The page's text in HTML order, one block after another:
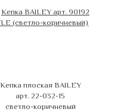
Кепка плоская BAILEY
арт. 22-032-15
светло-коричневый